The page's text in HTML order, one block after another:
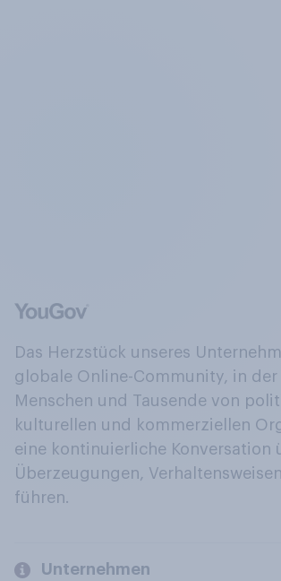
Das Herzstück unseres
globale Online-Community, in
Menschen und Tausende von
kulturellen und kommerziellen
eine kontinuierliche Konversation
Überzeugungen,
führen.
Unternehmen